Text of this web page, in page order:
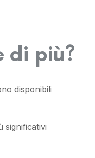
di più?
disponibili
significativi